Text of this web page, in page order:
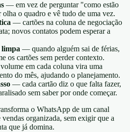
— em vez de perguntar "como estão
olha o quadro e vê tudo de uma vez.
— cartões na coluna de negociação
novos contatos podem esperar a
limpa — quando alguém sai de férias,
os cartões sem perder contexto.
em cada coluna vira uma
do mês, ajudando o planejamento.
— cada cartão diz o que falta fazer,
sem saber por onde começar.
o WhatsApp de um canal
organizada, sem exigir que a
que já domina.